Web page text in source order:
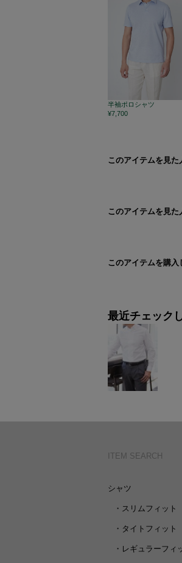
半袖ポロシャツ
¥7,700
このアイテムを見
このアイテムを見
このアイテムを購
最近チェック
ITEM SEARCH
シャツ
・ スリムフィット
・ タイトフィット
・ レギュラーフィ